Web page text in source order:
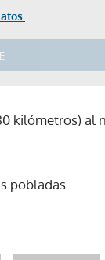
kilómetros) al
pobladas.